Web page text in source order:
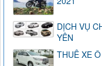
DỊCH VỤ
YÊN
THUÊ XE